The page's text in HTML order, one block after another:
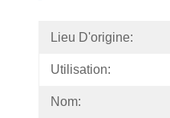
Lieu D'origine:
Utilisation:
Nom: